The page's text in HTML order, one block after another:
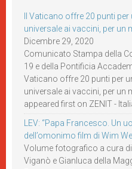
Il Vaticano offre 20 punti
universale ai vaccini, per un
Dicembre 29, 2020
Comunicato Stampa della
19 e della Pontificia
Vaticano offre 20 punti per
universale ai vaccini, per un
appeared first on ZENIT -
LEV: “Papa Francesco. Un
dell’omonimo film di Wim
Volume fotografico a cura
Viganò e Gianluca della